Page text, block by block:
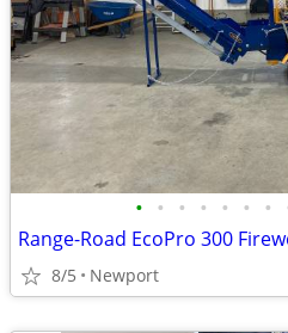
• • • • • • •
8/5 Newport